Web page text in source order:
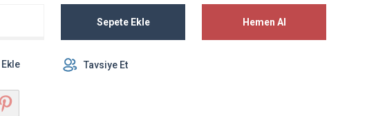
Sepete Ekle Hemen Al
Tavsiye Et